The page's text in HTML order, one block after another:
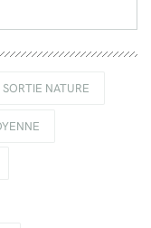
SORTIE NATURE